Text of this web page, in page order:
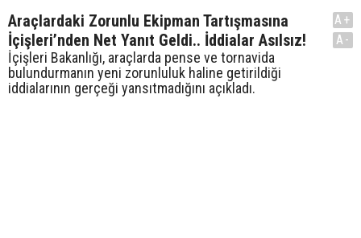
Araçlardaki Zorunlu Ekipman Tartışmasına
İçişleri’nden Net Yanıt Geldi.. İddialar Asılsız!
İçişleri Bakanlığı, araçlarda pense ve tornavida
bulundurmanın yeni zorunluluk haline getirildiği
iddialarının gerçeği yansıtmadığını açıkladı.
A+
A-